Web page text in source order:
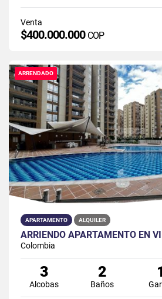
Venta
$400.000.000 COP
ARRENDADO
APARTAMENTO ALQUILER
ARRIENDO APARTAMENTO EN
Colombia
3
Alcobas
2
Baños